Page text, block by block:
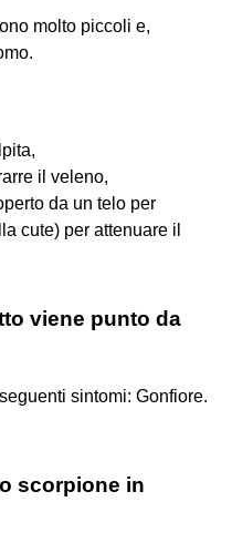
molto piccoli e,
il veleno,
da un telo per
cute) per attenuare il
viene punto da
sintomi: Gonfiore.
scorpione in